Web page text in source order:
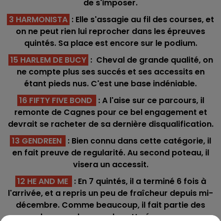
de s'imposer.
3 HARMONISTA : Elle s'assagie au fil des courses, et
on ne peut rien lui reprocher dans les épreuves
quintés. Sa place est encore sur le podium.
15 HARLEM DE BUCY : Cheval de grande qualité, on
ne compte plus ses succés et ses accessits en
étant pieds nus. C'est une base indéniable.
16 FIFTY FIVE BOND
: A l'aise sur ce parcours, il
remonte de Cagnes pour ce bel engagement et
devrait se racheter de sa dernière disqualification.
13 GENDREEN : Bien connu dans cette catégorie, il
en fait preuve de regularité. Au second poteau, il
visera un accessit.
12 HE AND ME : En 7 quintés, il a terminé 6 fois à
l'arrivée, et a repris un peu de fraîcheur depuis mi-
décembre. Comme beaucoup, il fait partie des
bonnes chances de cette épreuve.